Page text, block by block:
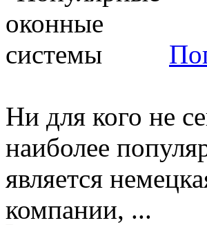
Ни для кого не
наиболее
является
компании, ...